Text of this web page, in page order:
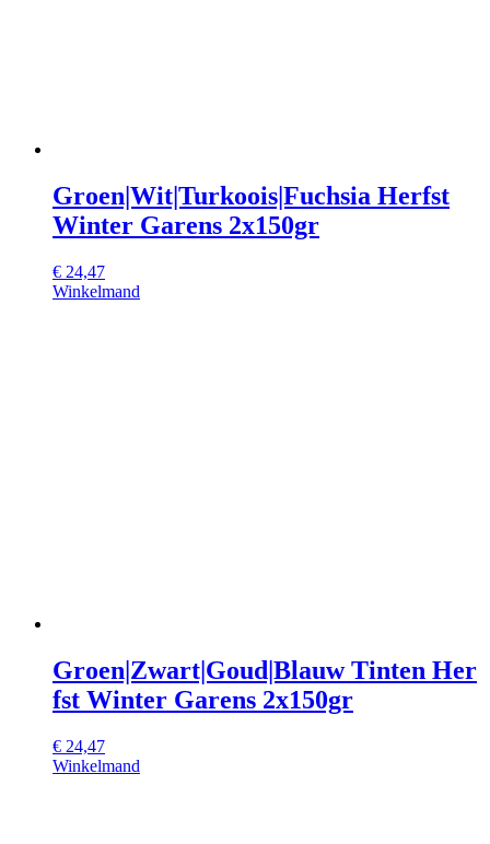
Groen|Wit|Turkoois|Fuchsia Herfst
Winter Garens 2x150gr
€ 24,47
Winkelmand
Groen|Zwart|Goud|Blauw Tinten Her
fst Winter Garens 2x150gr
€ 24,47
Winkelmand